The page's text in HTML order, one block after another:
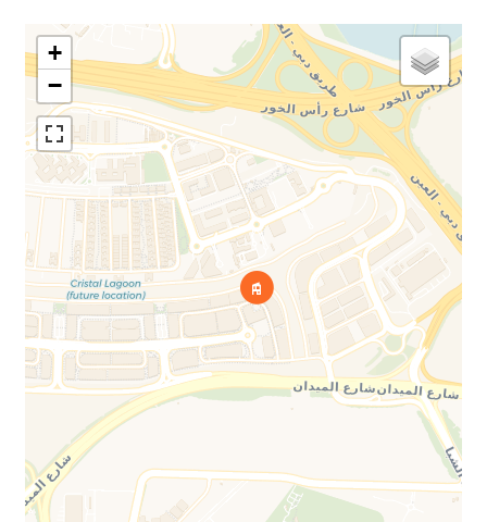
+
−